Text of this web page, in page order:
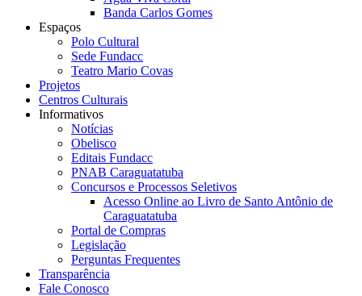
Banda Carlos Gomes
Espaços
Polo Cultural
Sede Fundacc
Teatro Mario Covas
Projetos
Centros Culturais
Informativos
Notícias
Obelisco
Editais Fundacc
PNAB Caraguatatuba
Concursos e Processos Seletivos
Acesso Online ao Livro de Santo Antônio de
Caraguatatuba
Portal de Compras
Legislação
Perguntas Frequentes
Transparência
Fale Conosco